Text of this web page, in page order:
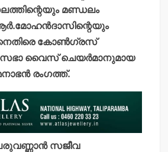
മണ്ഡലം
കോണ്‍ഗ്രസ്
വൈസ് ചെയര്‍മാനുമായ
രംഗത്ത്.
സജീവ